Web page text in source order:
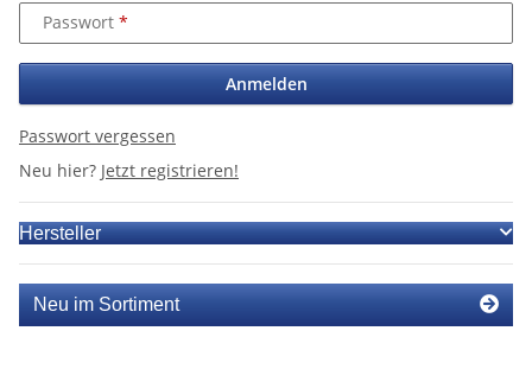
Passwort
Anmelden
Passwort vergessen
Neu hier? Jetzt registrieren!
Hersteller
Neu im Sortiment